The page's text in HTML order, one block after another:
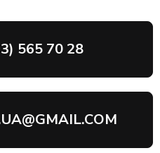
565 70 28